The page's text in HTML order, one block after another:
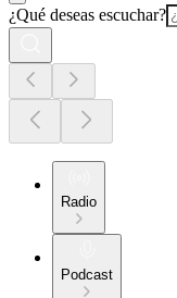
¿Qué deseas escuchar?
Radio
Podcast